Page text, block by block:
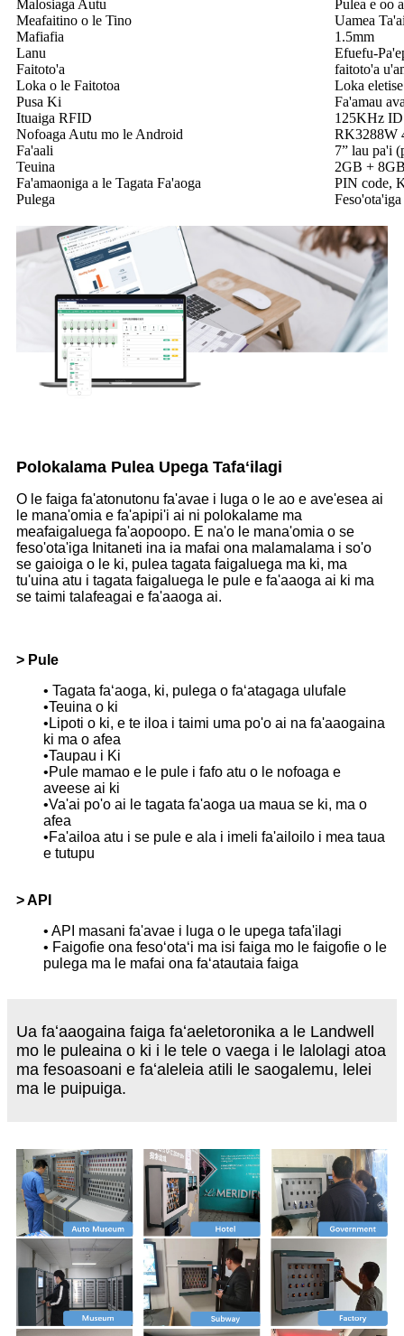
Malosiaga Autu
Pulea e oo
Meafaitino o le Tino
Uamea
Mafiafia
1.5mm
Lanu
Efuefu-
Faitoto'a
faitoto'a
Loka o le Faitotoa
Loka eletise
Pusa Ki
Fa'amau
Ituaiga RFID
125KHz
Nofoaga Autu mo le Android
RK3288W
Fa'aali
7” lau pa'i
Teuina
2GB +
Fa'amaoniga a le Tagata Fa'aoga
PIN code,
Pulega
Polokalama Pulea Upega Tafaʻilagi
O le faiga fa'atonutonu fa'avae i luga o le ao e ave'esea ai
le mana'omia e fa'apipi'i ai ni polokalame ma
meafaigaluega fa'aopoopo. E na'o le mana'omia o se
feso'ota'iga Initaneti ina ia mafai ona malamalama i so'o
se gaioiga o le ki, pulea tagata faigaluega ma ki, ma
tu'uina atu i tagata faigaluega le pule e fa'aaoga ai ki ma
se taimi talafeagai e fa'aaoga ai.
> Pule
• Tagata faʻaoga, ki, pulega o faʻatagaga ulufale
•Teuina o ki
•Lipoti o ki, e te iloa i taimi uma po'o ai na fa'aaogaina
ki ma o afea
•Taupau i Ki
•Pule mamao e le pule i fafo atu o le nofoaga e
aveese ai ki
•Va'ai po'o ai le tagata fa'aoga ua maua se ki, ma o
afea
•Fa'ailoa atu i se pule e ala i imeli fa'ailoilo i mea taua
e tutupu
> API
• API masani fa'avae i luga o le upega tafa'ilagi
• Faigofie ona fesoʻotaʻi ma isi faiga mo le faigofie o le
pulega ma le mafai ona faʻatautaia faiga
Ua faʻaaogaina faiga faʻaeletoronika a le Landwell
mo le puleaina o ki i le tele o vaega i le lalolagi atoa
ma fesoasoani e faʻaleleia atili le saogalemu, lelei
ma le puipuiga.